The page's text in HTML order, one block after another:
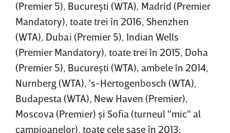
(Premier 5), Bucureşti (WTA), Madrid (Premier
Mandatory), toate trei în 2016, Shenzhen
(WTA), Dubai (Premier 5), Indian Wells
(Premier Mandatory), toate trei în 2015, Doha
(Premier 5), Bucureşti (WTA), ambele în 2014,
Nurnberg (WTA), 's-Hertogenbosch (WTA),
Budapesta (WTA), New Haven (Premier),
Moscova (Premier) şi Sofia (turneul "mic" al
campioanelor), toate cele şase în 2013;